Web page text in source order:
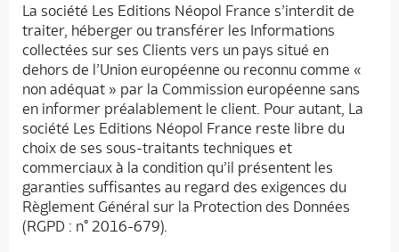
La société Les Editions Néopol France s’interdit de
traiter, héberger ou transférer les Informations
collectées sur ses Clients vers un pays situé en
dehors de l’Union européenne ou reconnu comme «
non adéquat » par la Commission européenne sans
en informer préalablement le client. Pour autant, La
société Les Editions Néopol France reste libre du
choix de ses sous-traitants techniques et
commerciaux à la condition qu’il présentent les
garanties suffisantes au regard des exigences du
Règlement Général sur la Protection des Données
(RGPD : n° 2016-679).